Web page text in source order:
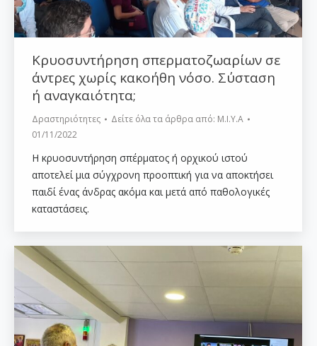
Κρυοσυντήρηση σπερματοζωαρίων σε
άντρες χωρίς κακοήθη νόσο. Σύσταση
ή αναγκαιότητα;
Δραστηριότητες Δείτε όλα τα άρθρα από: Μ.Ι.Υ.Α
01/11/2022
Η κρυοσυντήρηση σπέρματος ή ορχικού ιστού
αποτελεί μια σύγχρονη προοπτική για να αποκτήσει
παιδί ένας άνδρας ακόμα και μετά από παθολογικές
καταστάσεις.